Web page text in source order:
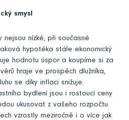
smysl
nízké, při současné
hypotéka stále ekonomický
hodnotu úspor a koupíme si za
hraje ve prospěch dlužníka,
se díky inflaci snižuje.
bydlení jsou i rostoucí ceny
ukusovat z vašeho rozpočtu.
vzrostly meziročně i o více jak